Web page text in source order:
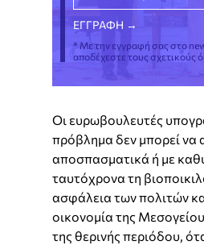
* Με την εγγραφή σας στο
αποδέχεστε τους σχετικούς
Οι ευρωβουλευτές
πρόβλημα δεν μπορεί να
αποσπασματικά ή με
ταυτόχρονα τη
ασφάλεια των πολιτών
οικονομία της
της θερινής περιόδου,